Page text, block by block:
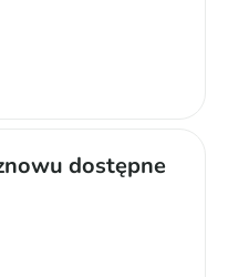
dostępne